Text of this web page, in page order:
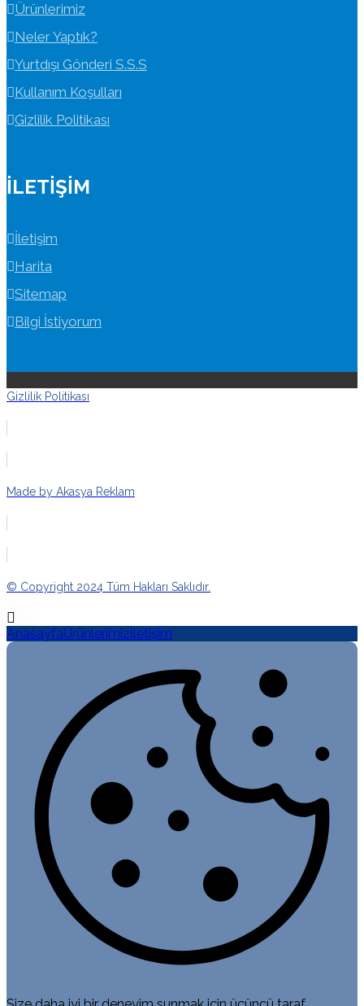
Ürünlerimiz
Neler Yaptık?
Yurtdışı Gönderi S.S.S
Kullanım Koşulları
Gizlilik Politikası
İLETIŞIM
İletişim
Harita
Sitemap
Bilgi İstiyorum
Gizlilik Politikası
Made by Akasya Reklam
© Copyright 2024 Tüm Hakları Saklıdır.
AnasayfaÜrünlerimizİletişim